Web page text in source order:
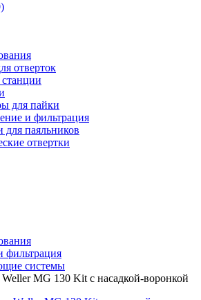
отверток
для пайки
и фильтрация
для паяльников
отвертки
фильтрация
системы
MG 130 Kit с насадкой-воронкой